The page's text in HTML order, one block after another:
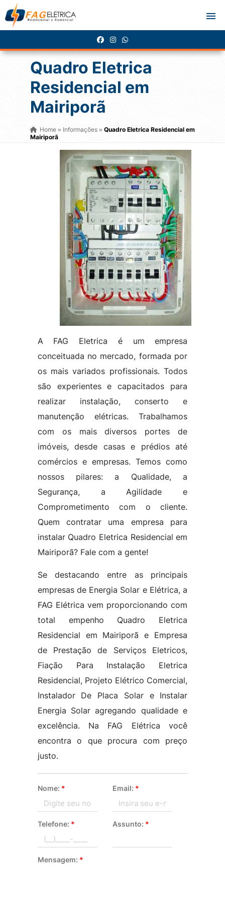
Quadro Eletrica
Residencial em
Mairiporã
Home» Informações » Quadro Eletrica Residencial em
Mairiporã
A FAG Eletrica é um empresa
conceituada no mercado, formada por
os mais variados profissionais. Todos
são experientes e capacitados para
realizar instalação, conserto e
manutenção elétricas. Trabalhamos
com os mais diversos portes de
imóveis, desde casas e prédios até
comércios e empresas. Temos como
nossos pilares: a Qualidade, a
Segurança, a Agilidade e
Comprometimento com o cliente.
Quem contratar uma empresa para
instalar Quadro Eletrica Residencial em
Mairiporã? Fale com a gente!
Se destacando entre as principais
empresas de Energia Solar e Elétrica, a
FAG Elétrica vem proporcionando com
total empenho Quadro Eletrica
Residencial em Mairiporã e Empresa
de Prestação de Serviços Eletricos,
Fiação Para Instalação Eletrica
Residencial, Projeto Elétrico Comercial,
Instalador De Placa Solar e Instalar
Energia Solar agregando qualidade e
excelência. Na FAG Elétrica você
encontra o que procura com preço
justo.
Nome: * Email: *
Telefone: * Assunto: *
Mensagem: *